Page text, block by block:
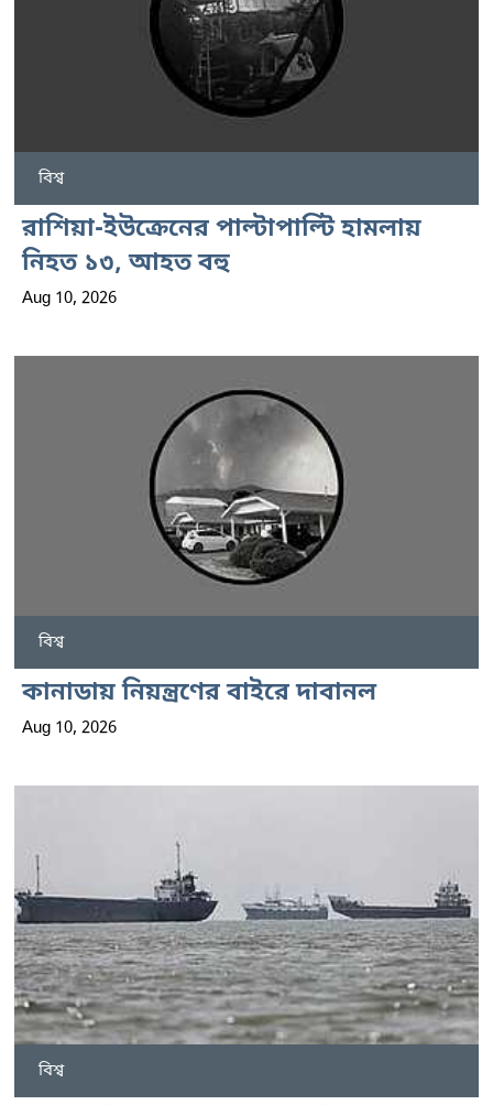
বিশ্ব
রাশিয়া-ইউক্রেনের পাল্টাপাল্টি হামলায়
নিহত ১৩, আহত বহু
Aug 10, 2026
বিশ্ব
কানাডায় নিয়ন্ত্রণের বাইরে দাবানল
Aug 10, 2026
বিশ্ব